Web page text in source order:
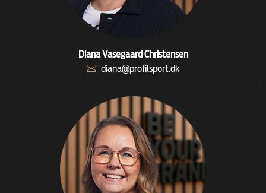
Diana Vasegaard Christensen
diana@profilsport.dk